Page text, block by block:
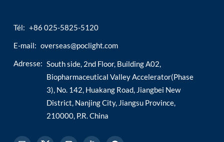
Tél: +86 025-5825-5120
E-mail: overseas@poclight.com
Adresse: South side, 2nd Floor, Building A02,
Biopharmaceutical Valley Accelerator(Phase
3), No. 142, Huakang Road, Jiangbei New
District, Nanjing City, Jiangsu Province,
210000, P.R. China